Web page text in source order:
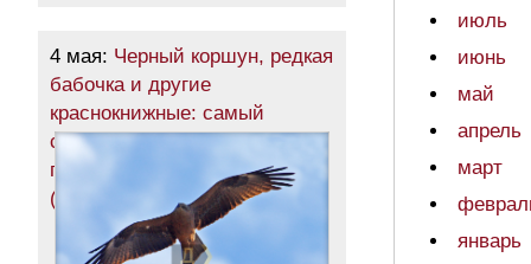
4 мая: Черный коршун, редкая
бабочка и другие
краснокнижные: самый
северный район Одесчины
пробудился после зимы
(фоторепортаж)
июль
июнь
май
апрель
март
январь